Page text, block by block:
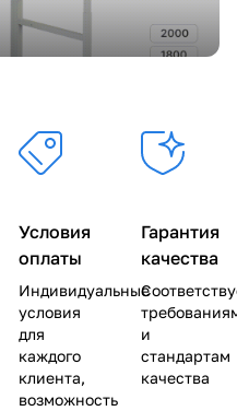
Условия
оплаты
Индивидуальные
условия
для
каждого
клиента,
возможность
Гарантия
качества
и
стандартам
качества